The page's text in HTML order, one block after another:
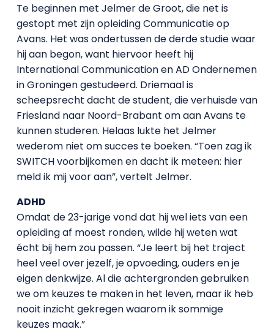
Te beginnen met Jelmer de Groot, die net is
gestopt met zijn opleiding Communicatie op
Avans. Het was ondertussen de derde studie waar
hij aan begon, want hiervoor heeft hij
International Communication en AD Ondernemen
in Groningen gestudeerd. Driemaal is
scheepsrecht dacht de student, die verhuisde van
Friesland naar Noord-Brabant om aan Avans te
kunnen studeren. Helaas lukte het Jelmer
wederom niet om succes te boeken. “Toen zag ik
SWITCH voorbijkomen en dacht ik meteen: hier
meld ik mij voor aan”, vertelt Jelmer.
ADHD
Omdat de 23-jarige vond dat hij wel iets van een
opleiding af moest ronden, wilde hij weten wat
écht bij hem zou passen. “Je leert bij het traject
heel veel over jezelf, je opvoeding, ouders en je
eigen denkwijze. Al die achtergronden gebruiken
we om keuzes te maken in het leven, maar ik heb
nooit inzicht gekregen waarom ik sommige
keuzes maak.”